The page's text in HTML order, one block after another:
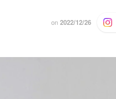
on 2022/12/26